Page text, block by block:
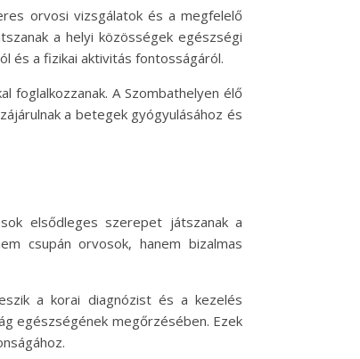
orvosi vizsgálatok és a megfelelő
a helyi közösségek egészségi
és a fizikai aktivitás fontosságáról.
foglalkozzanak. A Szombathelyen élő
a betegek gyógyulásához és
elsődleges szerepet játszanak a
csupán orvosok, hanem bizalmas
a korai diagnózist és a kezelés
egészségének megőrzésében. Ezek